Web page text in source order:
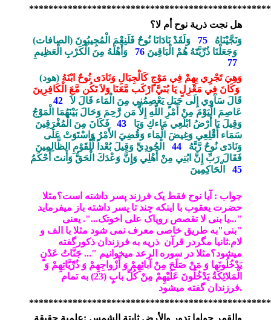
هل نجت ذرية نوح أم لا؟
(الصافات ) وَلَقَدْ نَادَانَا نُوحٌ فَلَنِعْمَ الْمُجِيبُونَ 75
وَنَجَّيْنَاهُ
وَأَهْلَهُ مِنَ الْكَرْبِ الْعَظِيمِ
76 وَجَعَلْنَا ذُرِّيَّتَهُ هُمْ الْبَاقِينَ
77
(هود) وَهِيَ تَجْرِي بِهِمْ فِي مَوْجٍ كَالْجِبَالِ وَنَادَى نُوحٌ ابْنَهُ
وَكَانَ فِي مَعْزِلٍ يَا بُنَيَّ ارْكَب مَّعَنَا وَلاَ تَكُن مَّعَ الْكَافِرِينَ
42
قَالَ سَآوِي إِلَى جَبَلٍ يَعْصِمُنِي مِنَ الْمَاء قَالَ لاَ
عَاصِمَ الْيَوْمَ مِنْ أَمْرِ اللّهِ إِلاَّ مَن رَّحِمَ وَحَالَ بَيْنَهُمَا الْمَوْجُ
فَكَانَ مِنَ الْمُغْرَقِينَ
43
وَقِيلَ يَا أَرْضُ ابْلَعِي مَاءكِ وَيَا
سَمَاء أَقْلِعِي وَغِيضَ الْمَاء وَقُضِيَ الأَمْرُ وَاسْتَوَتْ عَلَى
الْجُودِيِّ وَقِيلَ بُعْداً لِّلْقَوْمِ الظَّالِمِينَ
44
وَنَادَى نُوحٌ رَّبَّهُ
فَقَالَ رَبِّ إِنَّ ابُنِي مِنْ أَهْلِي وَإِنَّ وَعْدَكَ الْحَقُّ وَأَنتَ أَحْكَمُ
الْحَاكِمِينَ
45
جواب : آیا نوح فقط یک فرزند پسر داشته است؟مثلا
حضرت یعقوب با اینکه چند تا پسر داشته باز میفرماید
"...یا بنی لا تقصص رویاک علی اخوتک...". یعنی
"بنی"به طریق خاصی معرف نمی شود مثلا با الف و
لام.ثانیا مگردر قرآن ذریه به فرزندان ذکورگفته
میشود؟مثلا در سوره الرعد میخوانیم "... جَنَّاتُ عَدْنٍ
يَدْخُلُونَها وَ مَنْ صَلَحَ مِنْ آبائِهِمْ وَ أَزْواجِهِمْ وَ ذُرِّيَّاتِهِمْ وَ
الْمَلائِكَةُ يَدْخُلُونَ عَلَيْهِمْ مِنْ كُلِّ بابٍ (23) به تمام
فرزندان گفته میشود.